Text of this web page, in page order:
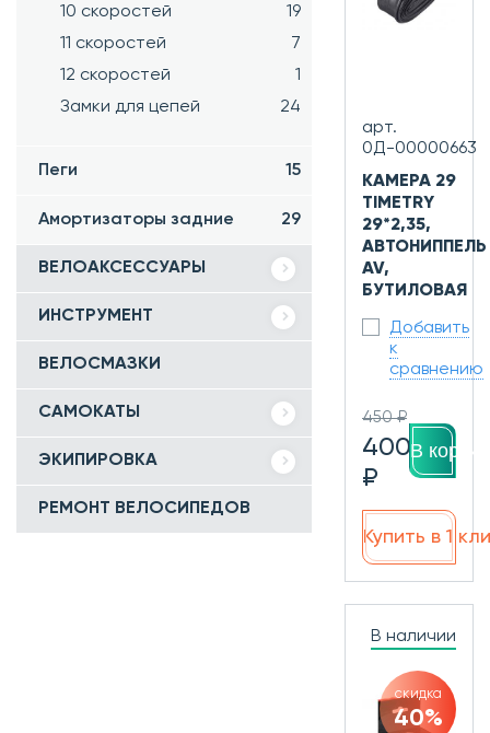
10 скоростей
19
11 скоростей
7
12 скоростей
1
Замки для цепей
24
Пеги 15
Амортизаторы задние 29
ВЕЛОАКСЕССУАРЫ
ИНСТРУМЕНТ
ВЕЛОСМАЗКИ
САМОКАТЫ
ЭКИПИРОВКА
РЕМОНТ ВЕЛОСИПЕДОВ
арт.
0Д-00000663
КАМЕРА 29
TIMETRY
29*2,35,
АВТОНИППЕЛЬ
AV,
БУТИЛОВАЯ
Добавить
к
сравнению
450 ₽
400
₽
В
Купить в 1
В наличии
скидка
40%